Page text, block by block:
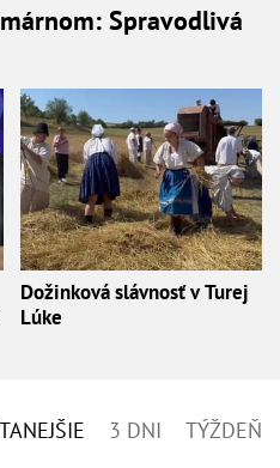
Spravodlivá
Dožinková slávnosť v Turej
Lúke
3 DNI TÝŽDEŇ